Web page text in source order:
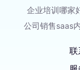
企业培训哪家
公司销售saas
联